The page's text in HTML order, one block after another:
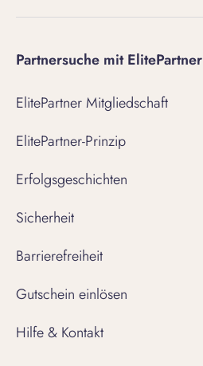
Partnersuche mit ElitePartner
ElitePartner Mitgliedschaft
ElitePartner-Prinzip
Erfolgsgeschichten
Sicherheit
Barrierefreiheit
Gutschein einlösen
Hilfe & Kontakt